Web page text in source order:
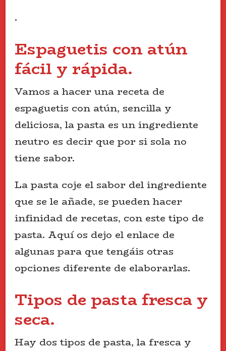
.
Espaguetis con atún
fácil y rápida.
Vamos a hacer una receta de
espaguetis con atún, sencilla y
deliciosa, la pasta es un ingrediente
neutro es decir que por si sola no
tiene sabor.
La pasta coje el sabor del ingrediente
que se le añade, se pueden hacer
infinidad de recetas, con este tipo de
pasta. Aquí os dejo el enlace de
algunas para que tengáis otras
opciones diferente de elaborarlas.
Tipos de pasta fresca y
seca.
Hay dos tipos de pasta, la fresca y